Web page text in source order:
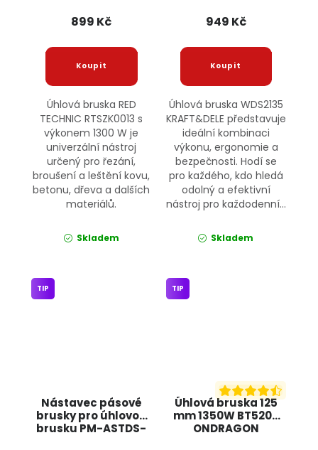
RTSZK0013 RED
TECHNIC
899 Kč
Úhlová bruska RED
TECHNIC RTSZK0013 s
výkonem 1300 W je
univerzální nástroj
určený pro řezání,
broušení a leštění kovu,
betonu, dřeva a dalších
materiálů.
Skladem
949 Kč
Úhlová bruska WDS2135
KRAFT&DELE představuje
ideální kombinaci
výkonu, ergonomie a
bezpečnosti. Hodí se
pro každého, kdo hledá
odolný a efektivní
nástroj pro každodenní...
Skladem
Nástavec pásové
brusky pro úhlovou
brusku PM-ASTDS-
TIP
Úhlová bruska 125
mm 1350W BT5205
ONDRAGON
TIP